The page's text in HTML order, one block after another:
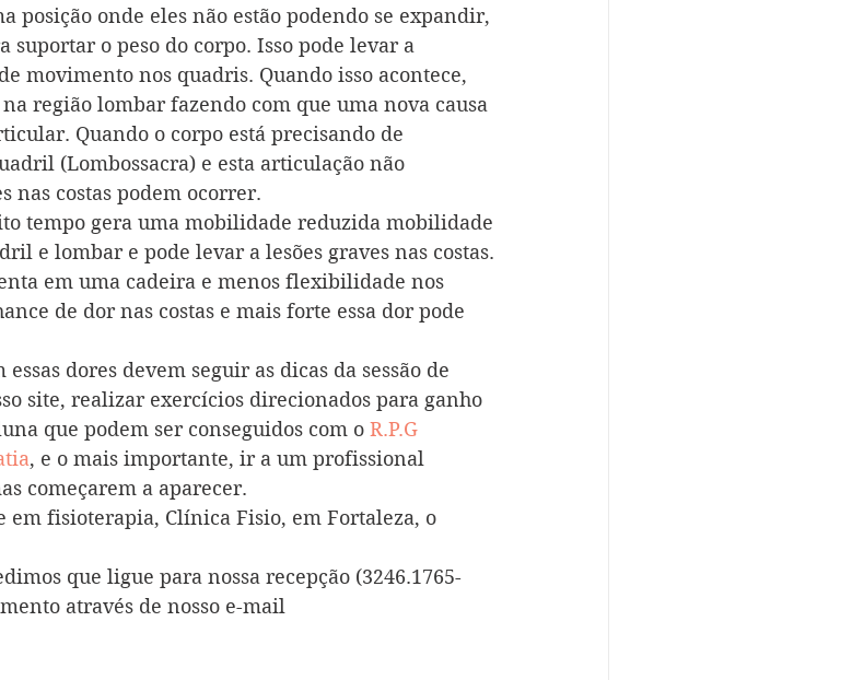
posição onde eles não estão podendo se expandir,
suportar o peso do corpo. Isso pode levar a
movimento nos quadris. Quando isso acontece,
região lombar fazendo com que uma nova causa
Quando o corpo está precisando de
(Lombossacra) e esta articulação não
nas costas podem ocorrer.
tempo gera uma mobilidade reduzida mobilidade
e lombar e pode levar a lesões graves nas costas.
em uma cadeira e menos flexibilidade nos
de dor nas costas e mais forte essa dor pode
dores devem seguir as dicas da sessão de
site, realizar exercícios direcionados para ganho
que podem ser conseguidos com o R.P.G
, e o mais importante, ir a um profissional
começarem a aparecer.
em fisioterapia, Clínica Fisio, em Fortaleza, o
que ligue para nossa recepção (3246.1765-
através de nosso e-mail